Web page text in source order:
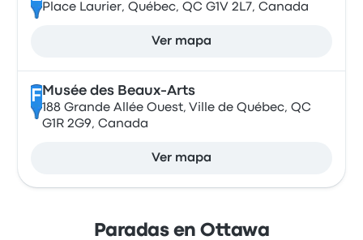
Place Laurier, Québec, QC G1V 2L7, Canada
Ver mapa
F Musée des Beaux-Arts
188 Grande Allée Ouest, Ville de Québec, QC
G1R 2G9, Canada
Ver mapa
Paradas en Ottawa